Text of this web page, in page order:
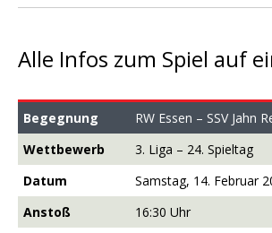
Alle Infos zum Spiel auf
Begegnung
RW Essen – SSV Jahn
Wettbewerb
3. Liga – 24. Spieltag
Datum
Samstag, 14. Februar
Anstoß
16:30 Uhr